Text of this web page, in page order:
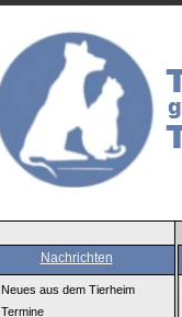
Nachrichten
Neues aus dem Tierheim
Termine